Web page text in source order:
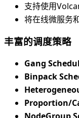
支持使用
将在线微服务
丰富的调度策略
Gang
Binpack
Proportion/